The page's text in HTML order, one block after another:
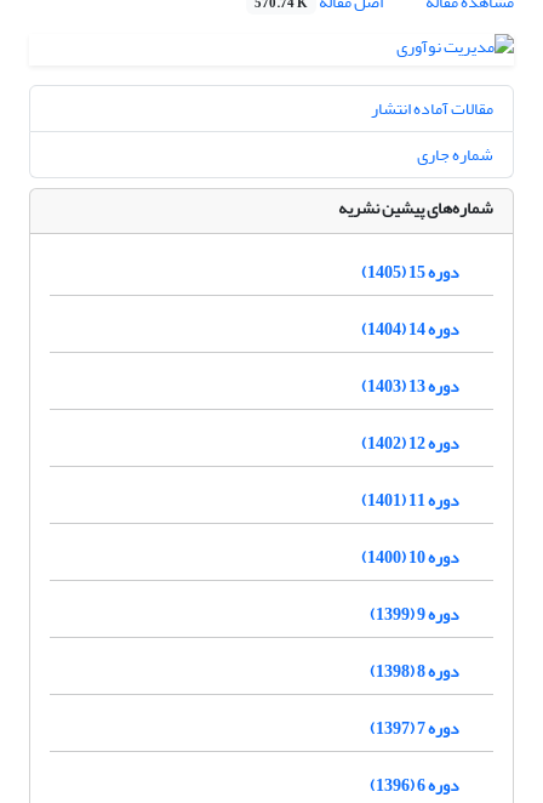
مقالات آماده انتشار
شماره جاری
شماره‌های پیشین نشریه
دوره 15 (1405)
دوره 14 (1404)
دوره 13 (1403)
دوره 12 (1402)
دوره 11 (1401)
دوره 10 (1400)
دوره 9 (1399)
دوره 8 (1398)
دوره 7 (1397)
دوره 6 (1396)